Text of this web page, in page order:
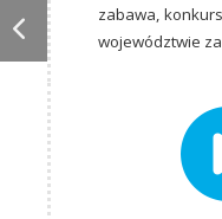
zabawa,
województwie